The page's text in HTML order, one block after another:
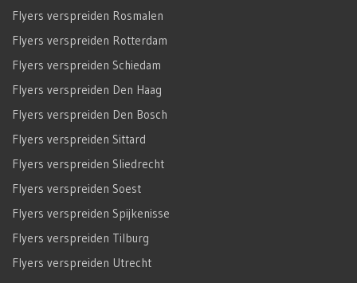
Flyers verspreiden Rosmalen
Flyers verspreiden Rotterdam
Flyers verspreiden Schiedam
Flyers verspreiden Den Haag
Flyers verspreiden Den Bosch
Flyers verspreiden Sittard
Flyers verspreiden Sliedrecht
Flyers verspreiden Soest
Flyers verspreiden Spijkenisse
Flyers verspreiden Tilburg
Flyers verspreiden Utrecht